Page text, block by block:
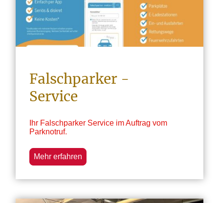
Falschparker -
Service
Ihr Falschparker Service im Auftrag vom
Parknotruf.
Mehr erfahren